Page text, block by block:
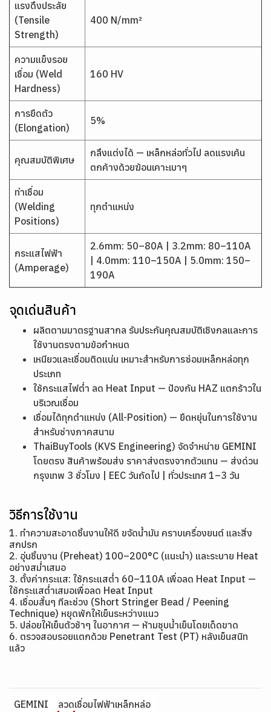
แรงดึงประลัย
(Tensile
Strength)
400 N/mm²
ความแข็งรอย
เชื่อม (Weld
Hardness)
160 HV
การยืดตัว
(Elongation)
5%
คุณสมบัติพิเศษ
กลึงแต่งได้ — เหล็กหล่อทั่วไป ลดแรงเค้น
ตกค้างด้วยฆ้อนเคาะเบาๆ
ท่าเชื่อม
(Welding
Positions)
ทุกตำแหน่ง
กระแสไฟฟ้า
(Amperage)
2.6mm: 50–80A | 3.2mm: 80–110A
| 4.0mm: 110–150A | 5.0mm: 150–
190A
จุดเด่นสินค้า
ผลิตตามมาตรฐานสากล รับประกันคุณสมบัติเชิงกลและการ
ใช้งานตรงตามข้อกำหนด
เหนียวและเชื่อมติดแน่น เหมาะสำหรับการซ่อมเหล็กหล่อทุก
ประเภท
ใช้กระแสไฟต่ำ ลด Heat Input — ป้องกัน HAZ แตกร้าวใน
บริเวณเชื่อม
เชื่อมได้ทุกตำแหน่ง (All-Position) — ยืดหยุ่นในการใช้งาน
สำหรับช่างภาคสนาม
ThaiBuyTools (KVS Engineering) จัดจำหน่าย GEMINI
โดยตรง สินค้าพร้อมส่ง ราคาส่งตรงจากตัวแทน — ส่งด่วน
กรุงเทพ 3 ชั่วโมง | EEC วันถัดไป | ทั่วประเทศ 1–3 วัน
วิธีการใช้งาน
1. ทำความสะอาดชิ้นงานให้ดี ขจัดน้ำมัน คราบเครื่องยนต์ และสิ่ง
สกปรก
2. อุ่นชิ้นงาน (Preheat) 100–200°C (แนะนำ) และระบาย Heat
อย่างสม่ำเสมอ
3. ตั้งค่ากระแส: ใช้กระแสต่ำ 60–110A เพื่อลด Heat Input —
ใช้กระแสต่ำเสมอเพื่อลด Heat Input
4. เชื่อมสั้นๆ ทีละช่วง (Short Stringer Bead / Peening
Technique) หยุดพักให้เย็นระหว่างแนว
5. ปล่อยให้เย็นตัวช้าๆ ในอากาศ — ห้ามชุบน้ำเย็นโดยเด็ดขาด
6. ตรวจสอบรอยแตกด้วย Penetrant Test (PT) หลังเย็นสนิท
แล้ว
GEMINI ลวดเชื่อมไฟฟ้าเหล็กหล่อ